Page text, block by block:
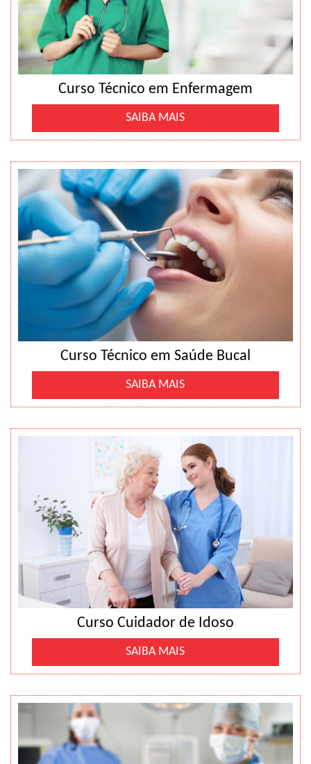
Curso Técnico em Enfermagem
SAIBA MAIS
Curso Técnico em Saúde Bucal
SAIBA MAIS
Curso Cuidador de Idoso
SAIBA MAIS